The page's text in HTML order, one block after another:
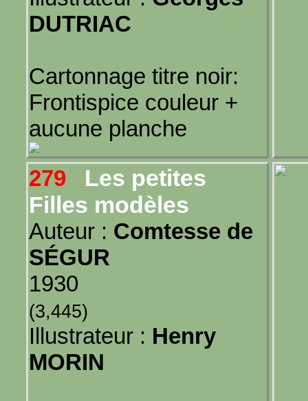
DUTRIAC
Cartonnage titre noir:
Frontispice couleur +
aucune planche
279
Les petites
Filles modèles
Auteur : Comtesse de
SÉGUR
1930
(3,445)
Illustrateur : Henry
MORIN